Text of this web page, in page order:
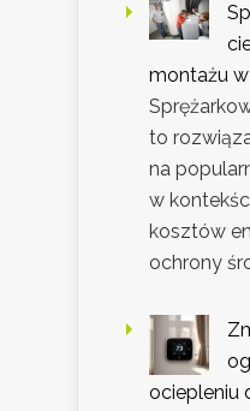
montażu
to
na
w
kosztów
ochrony
ociepleniu